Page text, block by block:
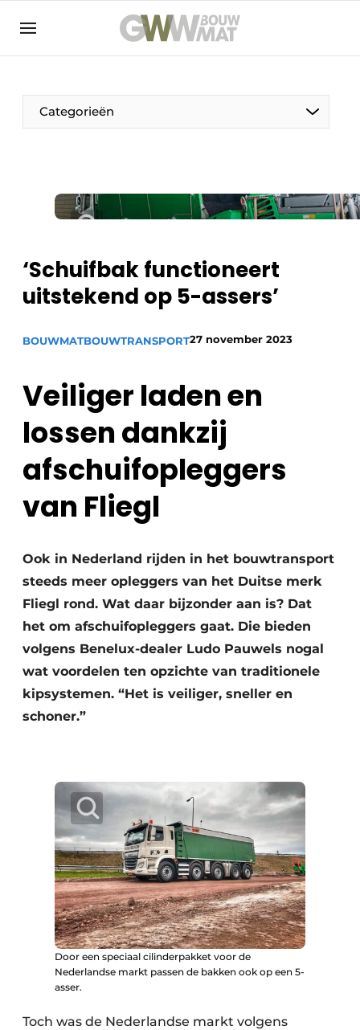
NL EN
Categorieën
De Pen
Duurzaamheid & Innovatie
Kopen/Huren/Leasen
Sloop & Recycling
Bouwtransport
Machines & Materieel
‘Schuifbak functioneert
uitstekend op 5-assers’
BOUWMATBOUWTRANSPORT27 november 2023
Veiliger laden en
lossen dankzij
afschuifopleggers
van Fliegl
Ook in Nederland rijden in het bouwtransport
steeds meer opleggers van het Duitse merk
Fliegl rond. Wat daar bijzonder aan is? Dat
het om afschuifopleggers gaat. Die bieden
volgens Benelux-dealer Ludo Pauwels nogal
wat voordelen ten opzichte van traditionele
kipsystemen. “Het is veiliger, sneller en
schoner.”
Door een speciaal cilinderpakket voor de
Nederlandse markt passen de bakken ook op een 5-
asser.
Toch was de Nederlandse markt volgens